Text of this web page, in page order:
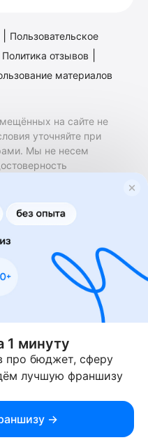
Пользовательское
Политика отзывов
материалов
на сайте не
уточняйте при
Мы не несем
договоров
осуществляется
Бизнесменс.ру
за условия
лиц,
информации, имеющейся
За достоверность
ответственность
Ю. А. ИНН
на businessmens.ru
1 минуту
про бюджет, сферу
лучшую франшизу
→